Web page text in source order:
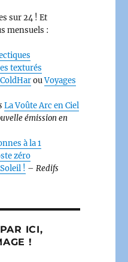
sur 24 ! Et
mensuels :
texturés
ouVoyages
La Voûte Arc en Ciel
émission en
à la 1
zéro
! – Redifs
ICI,
!